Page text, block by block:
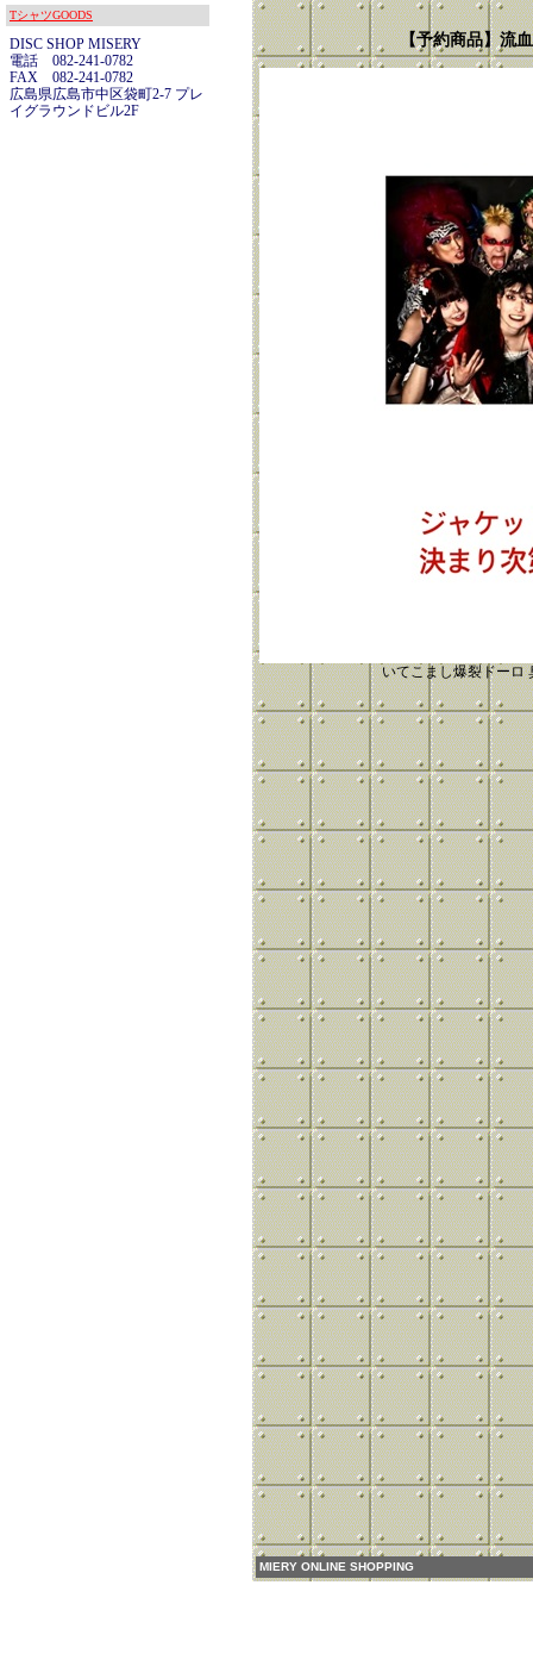
TシャツGOODS
DISC SHOP MISERY
電話 082-241-0782
FAX 082-241-0782
広島県広島市中区袋町2-7 プレ
イグラウンドビル2F
【予約商品】流
いてこまし爆裂ドーロ
MIERY ONLINE SHOPPING